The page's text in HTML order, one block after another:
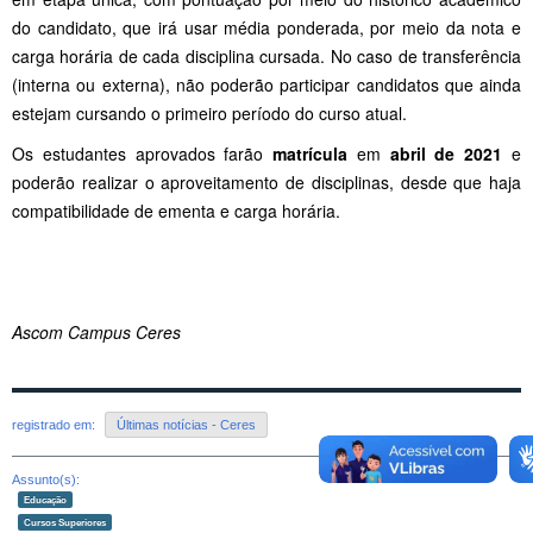
do candidato, que irá usar média ponderada, por meio da nota e
carga horária de cada disciplina cursada. No caso de transferência
(interna ou externa), não poderão participar candidatos que ainda
estejam cursando o primeiro período do curso atual.
Os estudantes aprovados farãomatrícula em abril de 2021 e
poderão realizar o aproveitamento de disciplinas, desde que haja
compatibilidade de ementa e carga horária.
Ascom Campus Ceres
registrado em: Últimas notícias - Ceres
Assunto(s):
Educação
Cursos Superiores